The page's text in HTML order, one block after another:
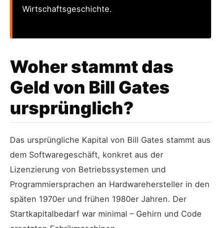
Wirtschaftsgeschichte.
Woher stammt das
Geld von Bill Gates
ursprünglich?
Das ursprüngliche Kapital von Bill Gates stammt aus
dem Softwaregeschäft, konkret aus der
Lizenzierung von Betriebssystemen und
Programmiersprachen an Hardwarehersteller in den
späten 1970er und frühen 1980er Jahren. Der
Startkapitalbedarf war minimal – Gehirn und Code